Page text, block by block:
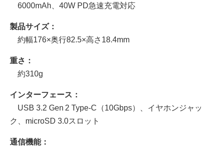
6000mAh、40W PD急速充電対応
製品サイズ：
約幅176×奥行82.5×高さ18.4mm
重さ：
約310g
インターフェース：
USB 3.2 Gen 2 Type-C（10Gbps）、イヤホンジャッ
ク、microSD 3.0スロット
通信機能：